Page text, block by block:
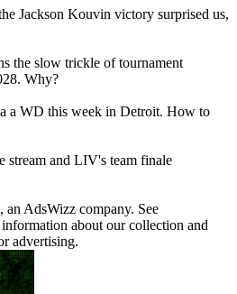
Jackson Kouvin victory surprised us,
the slow trickle of tournament
Why?
a WD this week in Detroit. How to
stream and LIV's team finale
an AdsWizz company. See
about our collection and
advertising.